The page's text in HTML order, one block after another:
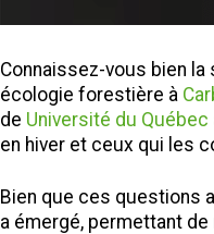
Connaissez-vous bien
écologie forestière à
de Université du Québec
en hiver et ceux qui les
Bien que ces questions
a émergé, permettant